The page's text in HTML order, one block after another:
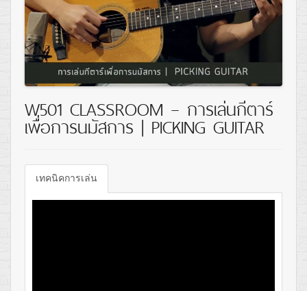
W501 CLASSROOM – การเล่นกีตาร์
เพื่อการนมัสการ | PICKING GUITAR
เทคนิคการเล่น